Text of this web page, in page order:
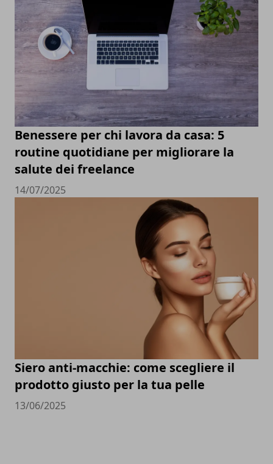
Benessere per chi lavora da casa: 5
routine quotidiane per migliorare la
salute dei freelance
14/07/2025
Siero anti-macchie: come scegliere il
prodotto giusto per la tua pelle
13/06/2025